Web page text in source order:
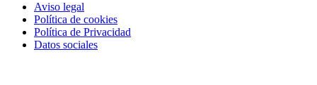
Aviso legal
Política de cookies
Política de Privacidad
Datos sociales